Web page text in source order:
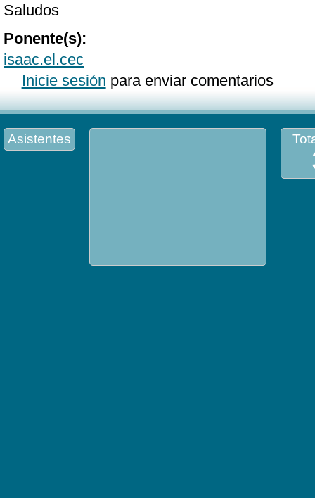
Saludos
Ponente(s):
isaac.el.cec
Inicie sesión para enviar comentarios
Asistentes